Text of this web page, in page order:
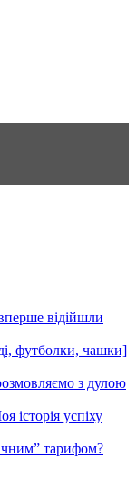
відійшли
футболки, чашки]
з дулою
історія успіху
тарифом?